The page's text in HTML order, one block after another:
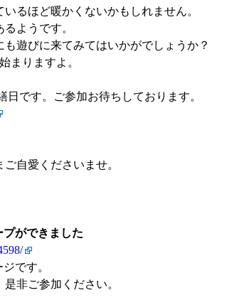
るほど暖かくないかもしれません。
ようです。
遊びに来てみてはいかがでしょうか？
まりますよ。
です。ご参加お待ちしております。
自愛くださいませ。
プができました
です。
非ご参加ください。